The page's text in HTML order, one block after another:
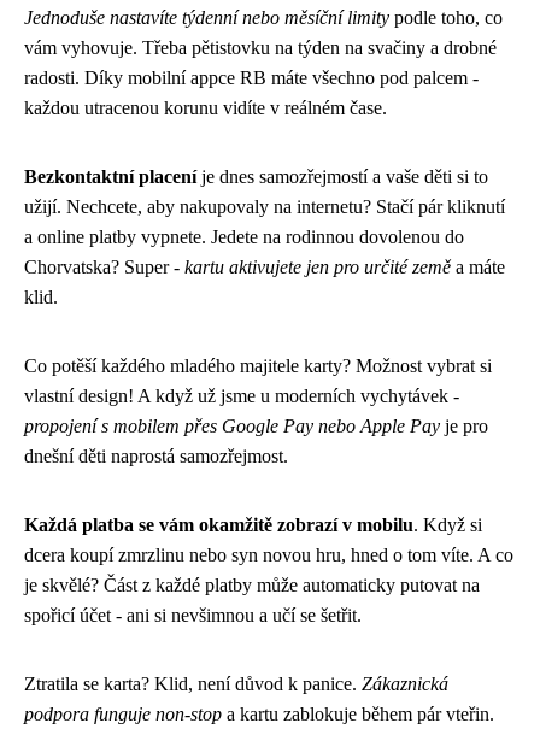
Jednoduše nastavíte týdenní nebo měsíční limity podle toho, co
vám vyhovuje. Třeba pětistovku na týden na svačiny a drobné
radosti. Díky mobilní appce RB máte všechno pod palcem -
každou utracenou korunu vidíte v reálném čase.
Bezkontaktní placeníje dnes samozřejmostí a vaše děti si to
užijí. Nechcete, aby nakupovaly na internetu? Stačí pár kliknutí
a online platby vypnete. Jedete na rodinnou dovolenou do
Chorvatska? Super - kartu aktivujete jen pro určité země a máte
klid.
Co potěší každého mladého majitele karty? Možnost vybrat si
vlastní design! A když už jsme u moderních vychytávek -
propojení s mobilem přes Google Pay nebo Apple Pay je pro
dnešní děti naprostá samozřejmost.
Každá platba se vám okamžitě zobrazí v mobilu. Když si
dcera koupí zmrzlinu nebo syn novou hru, hned o tom víte. A co
je skvělé? Část z každé platby může automaticky putovat na
spořicí účet - ani si nevšimnou a učí se šetřit.
Ztratila se karta? Klid, není důvod k panice. Zákaznická
podpora funguje non-stop a kartu zablokuje během pár vteřin.